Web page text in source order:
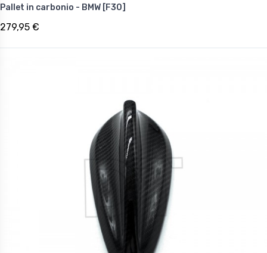
Pallet in carbonio - BMW [F30]
279,95 €